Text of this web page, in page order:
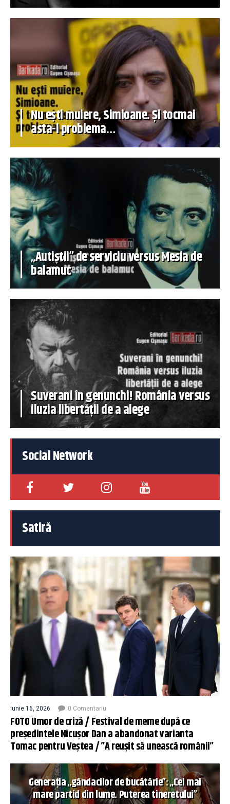
Nu ești muiere, Simioane. Și tocmai
asta-i problema…
„Autiștii” de serviciu versus Mesia de
balamuc
Suverani în genunchi! România versus
iluzia libertății de a alege
Social Network
Satiră
iunie 16, 2026 0 Comentariu
FOTO Umor de criză / Festival de meme după ce
președintele Nicușor Dan a abandonat varianta
Tomac pentru Veștea / ”A reușit să unească românii”
Generația „gândacilor de bucătărie”: „Cel mai
mare partid din lume. Puterea tineretului”